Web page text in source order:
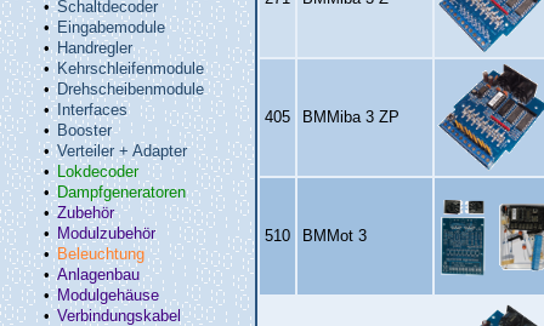
•Schaltdecoder
• Eingabemodule
• Handregler
• Kehrschleifenmodule
• Drehscheibenmodule
• Interfaces
• Booster
• Verteiler + Adapter
• Lokdecoder
• Dampfgeneratoren
•Zubehör
• Modulzubehör
• Beleuchtung
•Anlagenbau
• Modulgehäuse
•Verbindungskabel
405 BMMiba 3 ZP
510 BMMot 3